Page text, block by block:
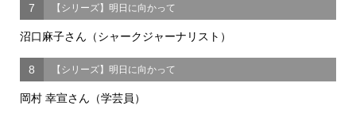
7 【シリーズ】明日に向かって
沼口麻子さん（シャークジャーナリスト）
8 【シリーズ】明日に向かって
岡村 幸宣さん（学芸員）